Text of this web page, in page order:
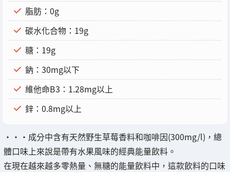
脂肪：0g
碳水化合物：19g
糖：19g
鈉：30mg以下
維他命B3：1.28mg以上
鋅：0.8mg以上
・・・成分中含有天然野生草莓香料和咖啡因(300mg/l)，總
體口味上來說是帶有水果風味的經典能量飲料。
在現在越來越多零熱量、無糖的能量飲料中，這款飲料的口味